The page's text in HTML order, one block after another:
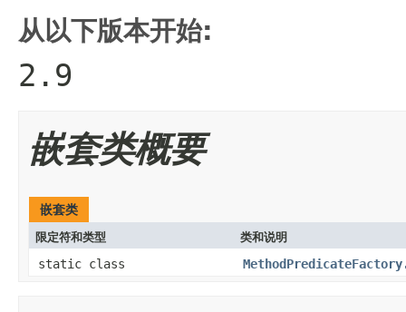
从以下版本开始:
2.9
嵌套类概要
嵌套类
限定符和类型 类和说明
static class